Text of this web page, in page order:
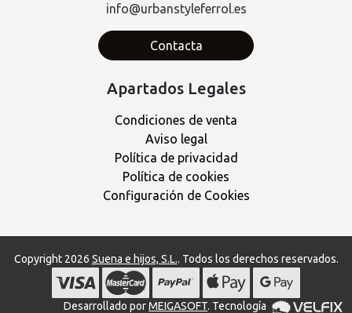
info@urbanstyleferrol.es
Contacta
Apartados Legales
Condiciones de venta
Aviso legal
Política de privacidad
Política de cookies
Configuración de Cookies
Copyright 2026 Suena e hijos, S.L.. Todos los derechos reservados.
Desarrollado porMEIGASOFT. Tecnología